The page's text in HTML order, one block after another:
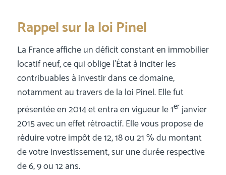
Rappel sur la loi Pinel
La France affiche un déficit constant en immobilier
locatif neuf, ce qui oblige l’État à inciter les
contribuables à investir dans ce domaine,
notamment au travers de la loi Pinel. Elle fut
présentée en 2014 et entra en vigueur le 1erjanvier
2015 avec un effet rétroactif. Elle vous propose de
réduire votre impôt de 12, 18 ou 21 % du montant
de votre investissement, sur une durée respective
de 6, 9 ou 12 ans.